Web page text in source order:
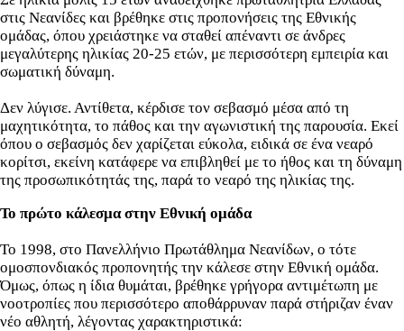
στις Νεανίδες και βρέθηκε στις προπονήσεις της Εθνικής
ομάδας, όπου χρειάστηκε να σταθεί απέναντι σε άνδρες
μεγαλύτερης ηλικίας 20-25 ετών, με περισσότερη εμπειρία και
σωματική δύναμη.
Δεν λύγισε. Αντίθετα, κέρδισε τον σεβασμό μέσα από τη
μαχητικότητα, το πάθος και την αγωνιστική της παρουσία. Εκεί
όπου ο σεβασμός δεν χαρίζεται εύκολα, ειδικά σε ένα νεαρό
κορίτσι, εκείνη κατάφερε να επιβληθεί με το ήθος και τη δύναμη
της προσωπικότητάς της, παρά το νεαρό της ηλικίας της.
Το πρώτο κάλεσμα στην Εθνική ομάδα
Το 1998, στο Πανελλήνιο Πρωτάθλημα Νεανίδων, ο τότε
ομοσπονδιακός προπονητής την κάλεσε στην Εθνική ομάδα.
Όμως, όπως η ίδια θυμάται, βρέθηκε γρήγορα αντιμέτωπη με
νοοτροπίες που περισσότερο αποθάρρυναν παρά στήριζαν έναν
νέο αθλητή, λέγοντας χαρακτηριστικά: